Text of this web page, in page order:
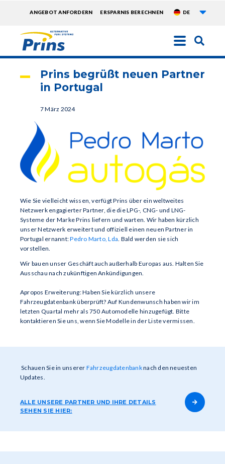
TOPMENU
ANGEBOT ANFORDERN ERSPARNIS BERECHNEN DE
Prins begrüßt neuen Partner
in Portugal
7 März 2024
Wie Sie vielleicht wissen, verfügt Prins über ein weltweites
Netzwerk engagierter Partner, die die LPG-, CNG- und LNG-
Systeme der Marke Prins liefern und warten. Wir haben kürzlich
unser Netzwerk erweitert und offiziell einen neuen Partner in
Portugal ernannt:Pedro Marto, Lda. Bald werden sie sich
vorstellen.
Wir bauen unser Geschäft auch außerhalb Europas aus. Halten Sie
Ausschau nach zukünftigen Ankündigungen.
Apropos Erweiterung: Haben Sie kürzlich unsere
Fahrzeugdatenbank überprüft? Auf Kundenwunsch haben wir im
letzten Quartal mehr als 750 Automodelle hinzugefügt. Bitte
kontaktieren Sie uns, wenn Sie Modelle in der Liste vermissen.
Schauen Sie in unserer Fahrzeugdatenbanknach den neuesten
Updates.
ALLE UNSERE PARTNER UND IHRE DETAILS
SEHEN SIE HIER: